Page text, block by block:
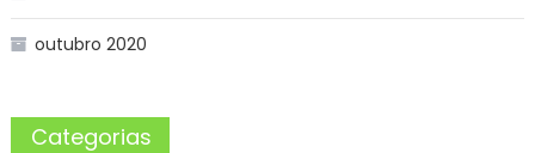
outubro 2020
Categorias